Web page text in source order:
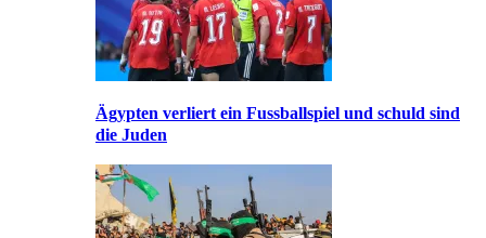
Ägypten verliert ein Fussballspiel und schuld sind
die Juden